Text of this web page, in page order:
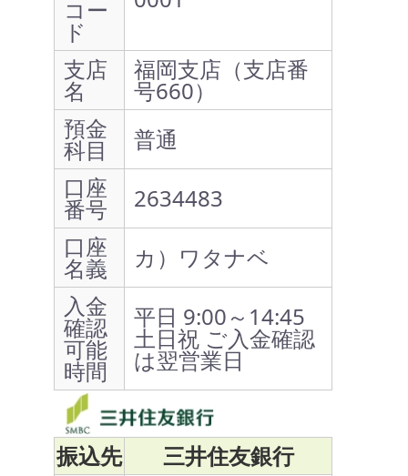
コー
ド
支店
名
福岡支店（支店番
号660）
預金
科目
普通
口座
番号
2634483
口座
名義
カ）ワタナベ
入金
確認
可能
時間
平日 9:00～14:45
土日祝 ご入金確認
は翌営業日
振込先
三井住友銀行